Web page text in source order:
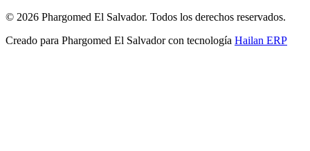
© 2026 Phargomed El Salvador. Todos los derechos reservados.
Creado para Phargomed El Salvadorcon tecnología Hailan ERP